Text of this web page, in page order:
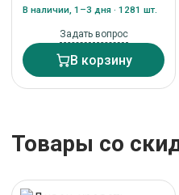
В наличии, 1–3 дня · 1281 шт.
Задать вопрос
В корзину
Товары со